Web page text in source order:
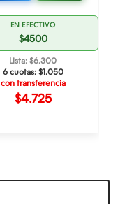
EN EFECTIVO
$4500
Lista: $6.300
6 cuotas: $1.050
con transferencia
$4.725